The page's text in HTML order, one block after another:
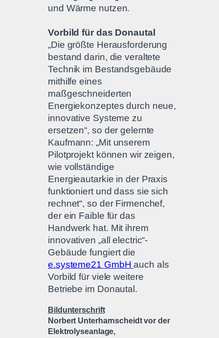
und Wärme nutzen.
Vorbild für das Donautal
„Die größte Herausforderung
bestand darin, die veraltete
Technik im Bestandsgebäude
mithilfe eines
maßgeschneiderten
Energiekonzeptes durch neue,
innovative Systeme zu
ersetzen“, so der gelernte
Kaufmann: „Mit unserem
Pilotprojekt können wir zeigen,
wie vollständige
Energieautarkie in der Praxis
funktioniert und dass sie sich
rechnet“, so der Firmenchef,
der ein Faible für das
Handwerk hat. Mit ihrem
innovativen „all electric“-
Gebäude fungiert die
e.systeme21 GmbHauch als
Vorbild für viele weitere
Betriebe im Donautal.
Bildunterschrift
Norbert Unterharnscheidt vor der
Elektrolyseanlage,